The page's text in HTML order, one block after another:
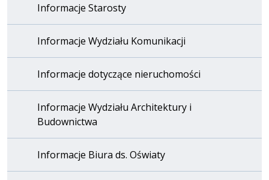
Informacje Starosty
Informacje Wydziału Komunikacji
Informacje dotyczące nieruchomości
Informacje Wydziału Architektury i
Budownictwa
Informacje Biura ds. Oświaty